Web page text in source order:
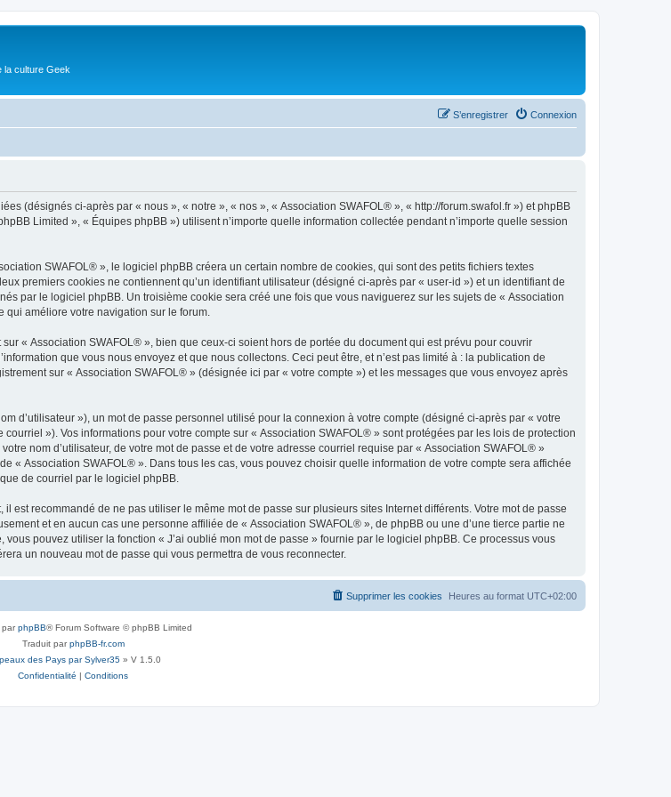
la culture Geek
Connexion
S’enregistrer
(désignés ci-après par « nous », « notre », « nos », « Association SWAFOL® », « http://forum.swafol.fr ») et phpBB
Limited », « Équipes phpBB ») utilisent n’importe quelle information collectée pendant n’importe quelle session
SWAFOL® », le logiciel phpBB créera un certain nombre de cookies, qui sont des petits fichiers textes
premiers cookies ne contiennent qu’un identifiant utilisateur (désigné ci-après par « user-id ») et un identifiant de
par le logiciel phpBB. Un troisième cookie sera créé une fois que vous naviguerez sur les sujets de « Association
améliore votre navigation sur le forum.
« Association SWAFOL® », bien que ceux-ci soient hors de portée du document qui est prévu pour couvrir
que vous nous envoyez et que nous collectons. Ceci peut être, et n’est pas limité à : la publication de
sur « Association SWAFOL® » (désignée ici par « votre compte ») et les messages que vous envoyez après
d’utilisateur »), un mot de passe personnel utilisé pour la connexion à votre compte (désigné ci-après par « votre
»). Vos informations pour votre compte sur « Association SWAFOL® » sont protégées par les lois de protection
nom d’utilisateur, de votre mot de passe et de votre adresse courriel requise par « Association SWAFOL® »
« Association SWAFOL® ». Dans tous les cas, vous pouvez choisir quelle information de votre compte sera affichée
de courriel par le logiciel phpBB.
est recommandé de ne pas utiliser le même mot de passe sur plusieurs sites Internet différents. Votre mot de passe
et en aucun cas une personne affiliée de « Association SWAFOL® », de phpBB ou une d’une tierce partie ne
pouvez utiliser la fonction « J’ai oublié mon mot de passe » fournie par le logiciel phpBB. Ce processus vous
un nouveau mot de passe qui vous permettra de vous reconnecter.
Heures au format UTC+02:00
Supprimer les cookies
parphpBB® Forum Software © phpBB Limited
Traduit parphpBB-fr.com
des Pays par Sylver35 » V 1.5.0
Confidentialité | Conditions